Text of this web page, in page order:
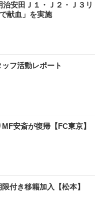
安田Ｊ１・Ｊ２・Ｊ３リ
献血」を実施
フ活動レポート
安斎が復帰【FC東京】
付き移籍加入【松本】